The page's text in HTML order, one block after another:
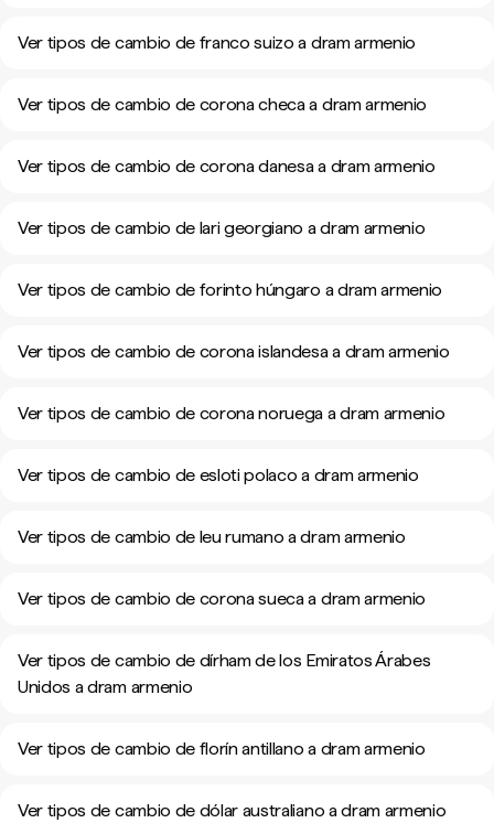
Ver tipos de cambio de franco suizo a dram armenio
Ver tipos de cambio de corona checa a dram armenio
Ver tipos de cambio de corona danesa a dram armenio
Ver tipos de cambio de lari georgiano a dram armenio
Ver tipos de cambio de forinto húngaro a dram armenio
Ver tipos de cambio de corona islandesa a dram armenio
Ver tipos de cambio de corona noruega a dram armenio
Ver tipos de cambio de esloti polaco a dram armenio
Ver tipos de cambio de leu rumano a dram armenio
Ver tipos de cambio de corona sueca a dram armenio
Ver tipos de cambio de dírham de los Emiratos Árabes
Unidos a dram armenio
Ver tipos de cambio de florín antillano a dram armenio
Ver tipos de cambio de dólar australiano a dram armenio